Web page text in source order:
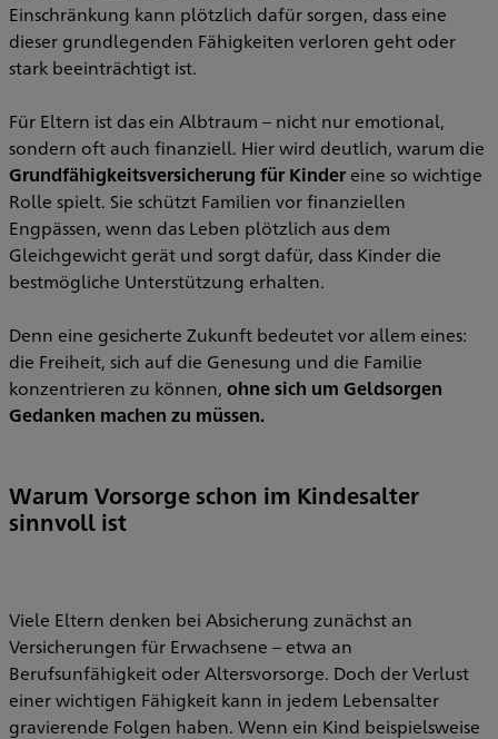
Einschränkung kann plötzlich dafür sorgen, dass eine
dieser grundlegenden Fähigkeiten verloren geht oder
stark beeinträchtigt ist.
Für Eltern ist das ein Albtraum – nicht nur emotional,
sondern oft auch finanziell. Hier wird deutlich, warum die
Grundfähigkeitsversicherung für Kindereine so wichtige
Rolle spielt. Sie schützt Familien vor finanziellen
Engpässen, wenn das Leben plötzlich aus dem
Gleichgewicht gerät und sorgt dafür, dass Kinder die
bestmögliche Unterstützung erhalten.
Denn eine gesicherte Zukunft bedeutet vor allem eines:
die Freiheit, sich auf die Genesung und die Familie
konzentrieren zu können, ohne sich um Geldsorgen
Gedanken machen zu müssen.
Warum Vorsorge schon im Kindesalter
sinnvoll ist
Viele Eltern denken bei Absicherung zunächst an
Versicherungen für Erwachsene – etwa an
Berufsunfähigkeit oder Altersvorsorge. Doch der Verlust
einer wichtigen Fähigkeit kann in jedem Lebensalter
gravierende Folgen haben. Wenn ein Kind beispielsweise